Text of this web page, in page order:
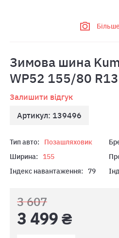
Зимова шина
WP52 155/80
Залишити відгук
Артикул: 139496
Тип авто: Позашляховик
Ширина:
155
Індекс навантаження:
79
3 607
3 499 ₴